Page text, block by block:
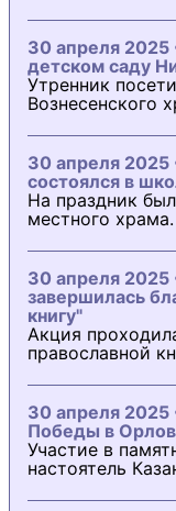
30 апреля 2025
детском саду
Утренник
Вознесенского
30 апреля 2025
состоялся в
На праздник
местного храма.
30 апреля 2025
завершилась
книгу"
Акция
православной
30 апреля 2025
Победы в
Участие в
настоятель